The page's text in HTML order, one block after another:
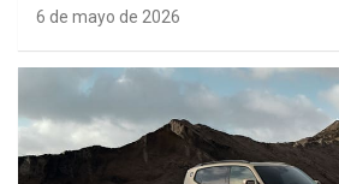
6 de mayo de 2026